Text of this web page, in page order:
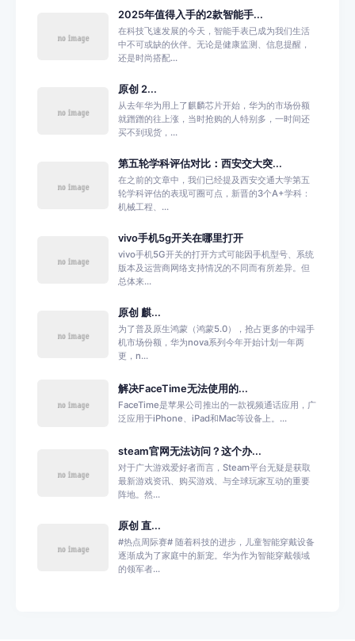
2025年值得入手的2款智能手...
在科技飞速发展的今天，智能手表已成为我们生活
中不可或缺的伙伴。无论是健康监测、信息提醒，
还是时尚搭配...
原创 2...
从去年华为用上了麒麟芯片开始，华为的市场份额
就蹭蹭的往上涨，当时抢购的人特别多，一时间还
买不到现货，...
第五轮学科评估对比：西安交大突...
在之前的文章中，我们已经提及西安交通大学第五
轮学科评估的表现可圈可点，新晋的3个A+学科：
机械工程、...
vivo手机5g开关在哪里打开
vivo手机5G开关的打开方式可能因手机型号、系统
版本及运营商网络支持情况的不同而有所差异。但
总体来...
原创 麒...
为了普及原生鸿蒙（鸿蒙5.0），抢占更多的中端手
机市场份额，华为nova系列今年开始计划一年两
更，n...
解决FaceTime无法使用的...
FaceTime是苹果公司推出的一款视频通话应用，广
泛应用于iPhone、iPad和Mac等设备上。...
steam官网无法访问？这个办...
对于广大游戏爱好者而言，Steam平台无疑是获取
最新游戏资讯、购买游戏、与全球玩家互动的重要
阵地。然...
原创 直...
#热点周际赛# 随着科技的进步，儿童智能穿戴设备
逐渐成为了家庭中的新宠。华为作为智能穿戴领域
的领军者...